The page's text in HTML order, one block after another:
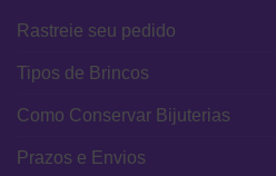
Rastreie seu pedido
Tipos de Brincos
Como Conservar Bijuterias
Prazos e Envios